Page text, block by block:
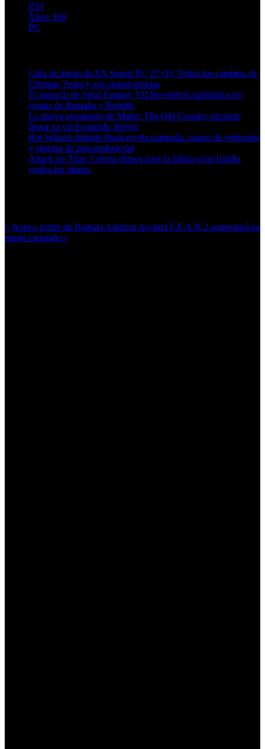
PS3
Xbox 360
PC
Guía de inicio de EA Sports FC 27 (2): Todos los cambios de
Ultimate Team y sus consecuencias
El anuncio de Final Fantasy VII Revelation multiplica las
ventas de Remake y Rebirth
La nueva expansión de Mafia: The Old Country promete
llenar su vacío mundo abierto
Hot Wheels Infinite Rush revela campaña, clases de vehículos
y sistema de personalización
Attack on Titan 3 cierra planes para la última gran batalla
contra los titanes
« Nuevo trailer de Batman Arkham Asylum F.E.A.R 2 aumentará su
modo campaña »